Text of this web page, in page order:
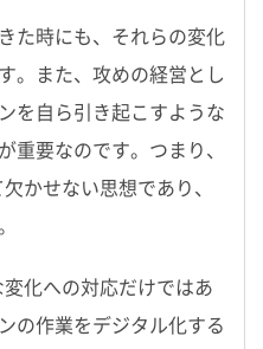
た時にも、それらの変化
。また、攻めの経営とし
を自ら引き起こすような
重要なのです。つまり、
かせない思想であり、
化への対応だけではあ
の作業をデジタル化する